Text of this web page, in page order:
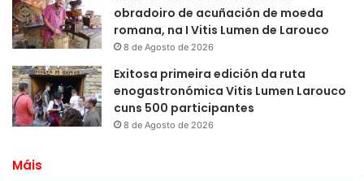
obradoiro de acuñación de moeda
romana, na I Vitis Lumen de Larouco
8 de Agosto de 2026
Exitosa primeira edición da ruta
enogastronómica Vitis Lumen Larouco
cuns 500 participantes
8 de Agosto de 2026
Máis